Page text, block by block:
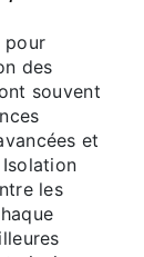
pour
des
souvent
et
les